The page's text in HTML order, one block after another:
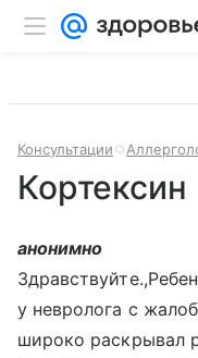
Консультации
Кортексин
анонимно
у невролога с
широко раскрывал